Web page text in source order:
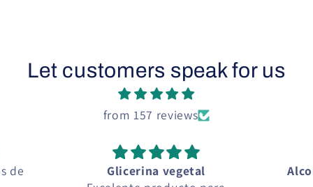
Let customers speak for us
from 157 reviews
Alcohol y Articulos para